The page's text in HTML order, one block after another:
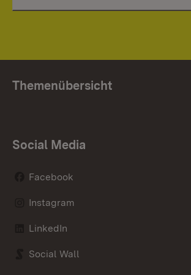
Themenübersicht
Social Media
Facebook
Instagram
LinkedIn
Social Wall